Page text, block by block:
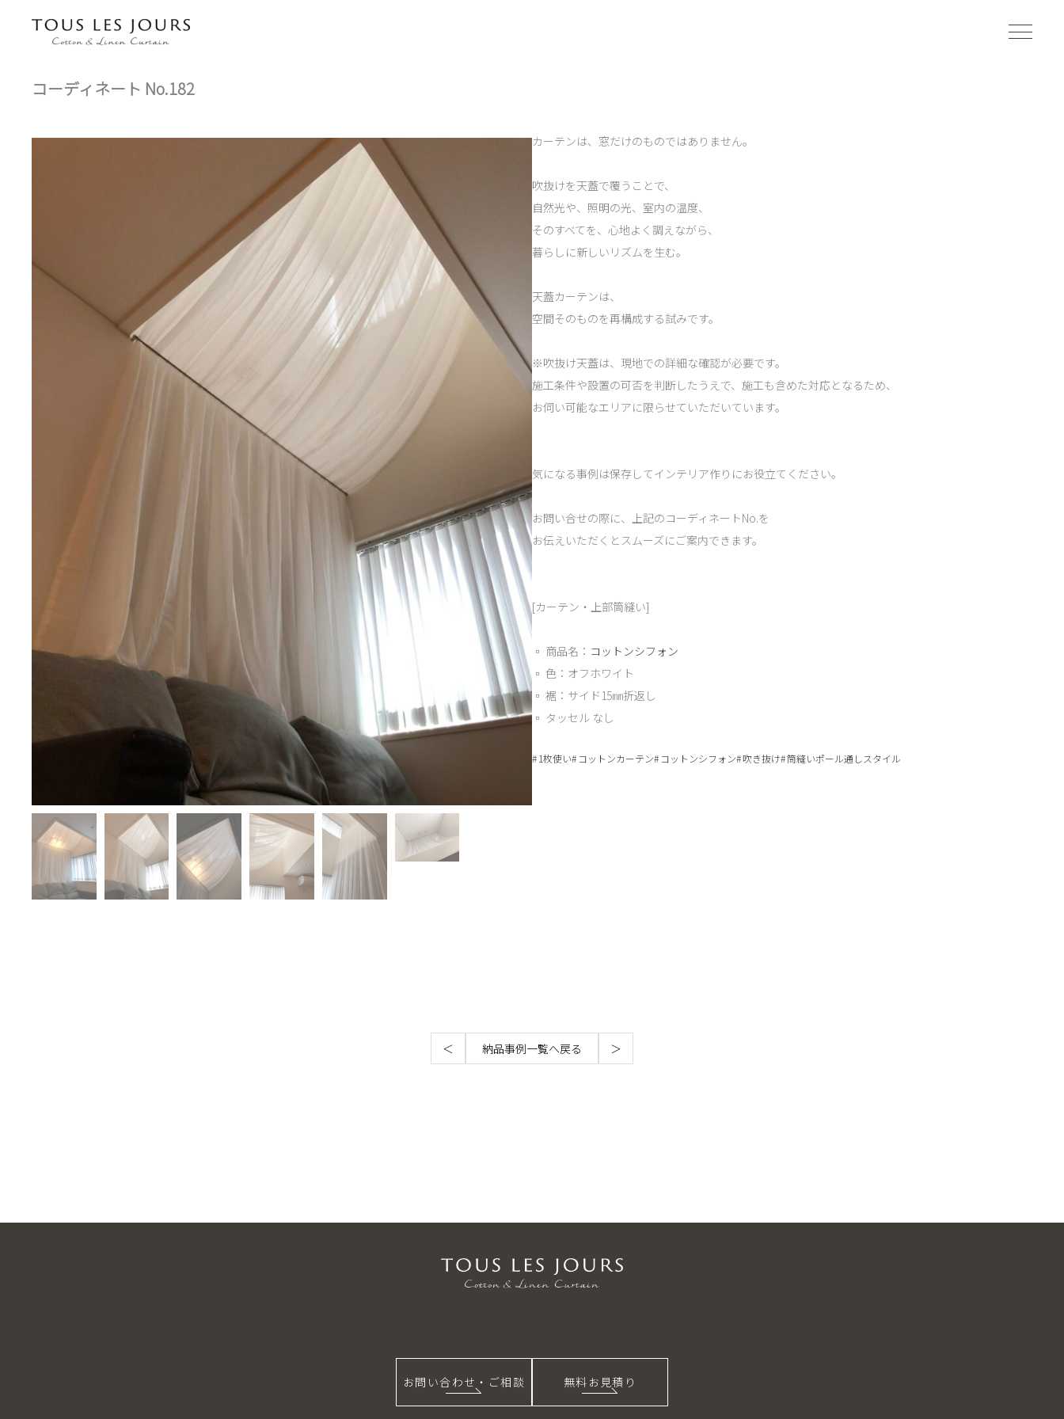
コーディネート No.182
カーテンは、窓だけのものではありません。
吹抜けを天蓋で覆うことで、
自然光や、照明の光、室内の温度、
そのすべてを、心地よく調えながら、
暮らしに新しいリズムを生む。
天蓋カーテンは、
空間そのものを再構成する試みです。
※吹抜け天蓋は、現地での詳細な確認が必要です。
施工条件や設置の可否を判断したうえで、施工も含めた対応となるため、
お伺い可能なエリアに限らせていただいています。
気になる事例は保存してインテリア作りにお役立てください。
お問い合せの際に、上記のコーディネートNo.を
お伝えいただくとスムーズにご案内できます。
[カーテン・上部筒縫い]
▫︎ 商品名： コットンシフォン
▫︎ 色：オフホワイト
▫︎ 裾：サイド15㎜折返し
▫︎ タッセル なし
1枚使い コットンカーテン コットンシフォン 吹き抜け 筒縫いポール通しスタイル
＜ 納品事例一覧へ戻る ＞
お問い合わせ・ご相談 無料お見積り